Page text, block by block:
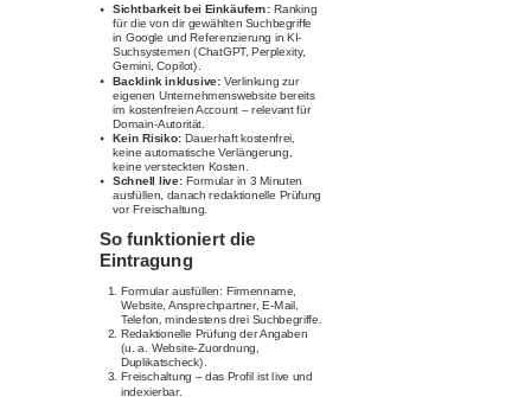
Sichtbarkeit bei Einkäufern: Ranking
für die von dir gewählten Suchbegriffe
in Google und Referenzierung in KI-
Suchsystemen (ChatGPT, Perplexity,
Gemini, Copilot).
Backlink inklusive: Verlinkung zur
eigenen Unternehmenswebsite bereits
im kostenfreien Account – relevant für
Domain-Autorität.
Kein Risiko: Dauerhaft kostenfrei,
keine automatische Verlängerung,
keine versteckten Kosten.
Schnell live: Formular in 3 Minuten
ausfüllen, danach redaktionelle Prüfung
vor Freischaltung.
So funktioniert die
Eintragung
Formular ausfüllen: Firmenname,
Website, Ansprechpartner, E-Mail,
Telefon, mindestens drei Suchbegriffe.
Redaktionelle Prüfung der Angaben
(u. a. Website-Zuordnung,
Duplikatscheck).
Freischaltung – das Profil ist live und
indexierbar.